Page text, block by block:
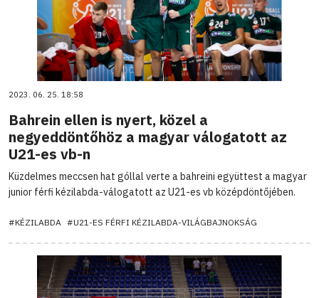
2023. 06. 25. 18:58
Bahrein ellen is nyert, közel a
negyeddöntőhöz a magyar válogatott az
U21-es vb-n
Küzdelmes meccsen hat góllal verte a bahreini együttest a magyar
junior férfi kézilabda-válogatott az U21-es vb középdöntőjében.
#KÉZILABDA #U21-ES FÉRFI KÉZILABDA-VILÁGBAJNOKSÁG